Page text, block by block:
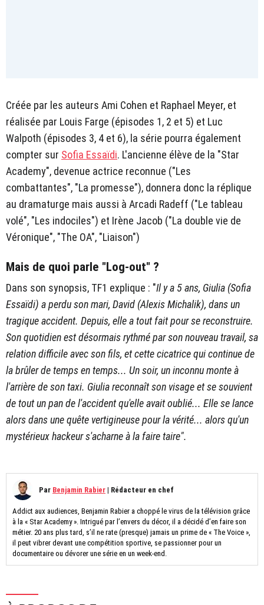
Créée par les auteurs Ami Cohen et Raphael Meyer, et
réalisée par Louis Farge (épisodes 1, 2 et 5) et Luc
Walpoth (épisodes 3, 4 et 6), la série pourra également
compter sur Sofia Essaïdi. L'ancienne élève de la "Star
Academy", devenue actrice reconnue ("Les
combattantes", "La promesse"), donnera donc la réplique
au dramaturge mais aussi à Arcadi Radeff ("Le tableau
volé", "Les indociles") et Irène Jacob ("La double vie de
Véronique", "The OA", "Liaison")
Mais de quoi parle "Log-out" ?
Dans son synopsis, TF1 explique : "Il y a 5 ans, Giulia (Sofia
Essaïdi) a perdu son mari, David (Alexis Michalik), dans un
tragique accident. Depuis, elle a tout fait pour se reconstruire.
Son quotidien est désormais rythmé par son nouveau travail, sa
relation difficile avec son fils, et cette cicatrice qui continue de
la brûler de temps en temps... Un soir, un inconnu monte à
l'arrière de son taxi. Giulia reconnaît son visage et se souvient
de tout un pan de l'accident qu'elle avait oublié... Elle se lance
alors dans une quête vertigineuse pour la vérité... alors qu'un
mystérieux hackeur s'acharne à la faire taire".
Par Benjamin Rabier | Rédacteur en chef
Addict aux audiences, Benjamin Rabier a choppé le virus de la télévision grâce
à la « Star Academy ». Intrigué par l’envers du décor, il a décidé d’en faire son
métier. 20 ans plus tard, s’il ne rate (presque) jamais un prime de « The Voice »,
il peut vibrer devant une compétition sportive, se passionner pour un
documentaire ou dévorer une série en un week-end.